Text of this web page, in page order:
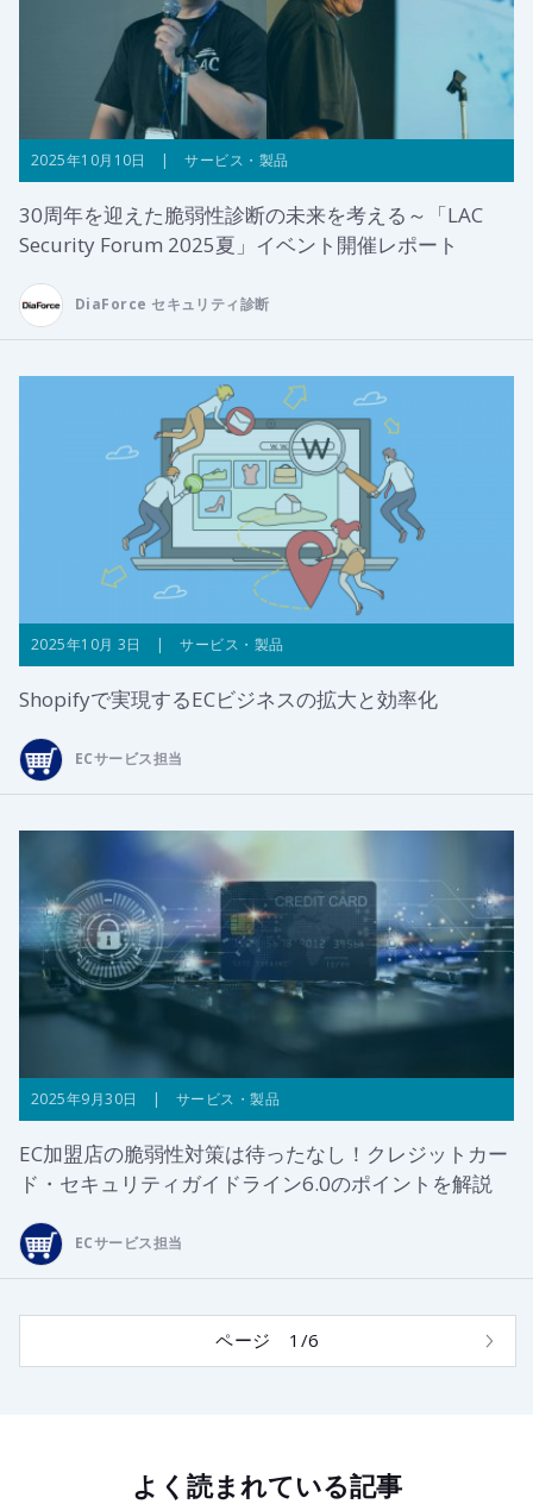
2025年10月10日 | サービス・製品
30周年を迎えた脆弱性診断の未来を考える～「LAC
Security Forum 2025夏」イベント開催レポート
DiaForce セキュリティ診断
2025年10月 3日 | サービス・製品
Shopifyで実現するECビジネスの拡大と効率化
ECサービス担当
2025年9月30日 | サービス・製品
EC加盟店の脆弱性対策は待ったなし！クレジットカー
ド・セキュリティガイドライン6.0のポイントを解説
ECサービス担当
ページ 1/6
よく読まれている記事